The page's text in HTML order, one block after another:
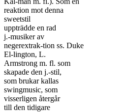
reaktion mot denna
sweetstil
uppträdde en rad
j.-musiker av
negerextrak-tion ss. Duke
El-lington, L.
Armstrong m. fl. som
skapade den j.-stil,
som brukar kallas
swingmusic, som
visserligen återgår
till den tidigare